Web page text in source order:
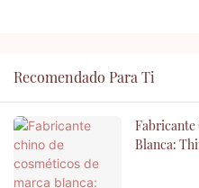
Recomendado Para Ti
Fabricante
Blanca: